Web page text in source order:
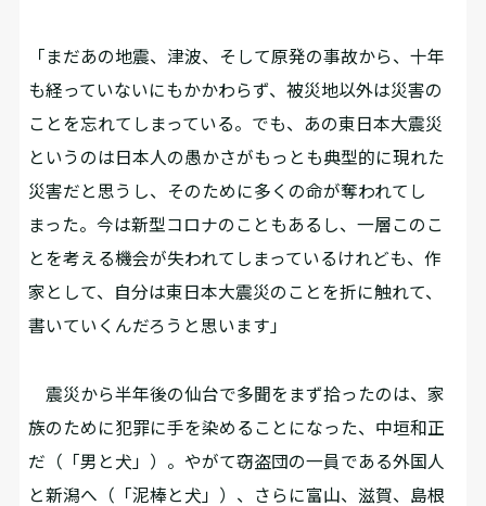
「まだあの地震、津波、そして原発の事故から、十年
も経っていないにもかかわらず、被災地以外は災害の
ことを忘れてしまっている。でも、あの東日本大震災
というのは日本人の愚かさがもっとも典型的に現れた
災害だと思うし、そのために多くの命が奪われてし
まった。今は新型コロナのこともあるし、一層このこ
とを考える機会が失われてしまっているけれども、作
家として、自分は東日本大震災のことを折に触れて、
書いていくんだろうと思います」
震災から半年後の仙台で多聞をまず拾ったのは、家
族のために犯罪に手を染めることになった、中垣和正
だ（「男と犬」）。やがて窃盗団の一員である外国人
と新潟へ（「泥棒と犬」）、さらに富山、滋賀、島根